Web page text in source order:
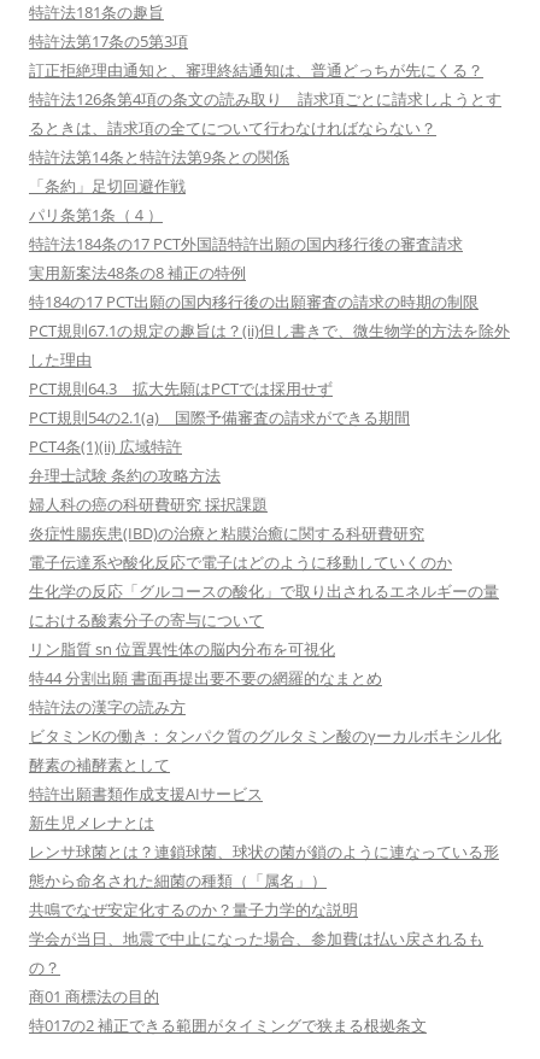
特許法181条の趣旨
特許法第17条の5第3項
訂正拒絶理由通知と、審理終結通知は、普通どっちが先にくる？
特許法126条第4項の条文の読み取り 請求項ごとに請求しようとす
るときは、請求項の全てについて行わなければならない？
特許法第14条と特許法第9条との関係
「条約」足切回避作戦
パリ条第1条（４）
特許法184条の17 PCT外国語特許出願の国内移行後の審査請求
実用新案法48条の8 補正の特例
特184の17 PCT出願の国内移行後の出願審査の請求の時期の制限
PCT規則67.1の規定の趣旨は？(ii)但し書きで、微生物学的方法を除外
した理由
PCT規則64.3 拡大先願はPCTでは採用せず
PCT規則54の2.1(a) 国際予備審査の請求ができる期間
PCT4条(1)(ii) 広域特許
弁理士試験 条約の攻略方法
婦人科の癌の科研費研究 採択課題
炎症性腸疾患(IBD)の治療と粘膜治癒に関する科研費研究
電子伝達系や酸化反応で電子はどのように移動していくのか
生化学の反応「グルコースの酸化」で取り出されるエネルギーの量
における酸素分子の寄与について
リン脂質 sn 位置異性体の脳内分布を可視化
特44 分割出願 書面再提出要不要の網羅的なまとめ
特許法の漢字の読み方
ビタミンKの働き：タンパク質のグルタミン酸のγーカルボキシル化
酵素の補酵素として
特許出願書類作成支援AIサービス
新生児メレナとは
レンサ球菌とは？連鎖球菌、球状の菌が鎖のように連なっている形
態から命名された細菌の種類（「属名」）
共鳴でなぜ安定化するのか？量子力学的な説明
学会が当日、地震で中止になった場合、参加費は払い戻されるも
の？
商01 商標法の目的
特017の2 補正できる範囲がタイミングで狭まる根拠条文